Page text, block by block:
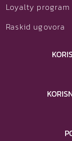
Loyalty program
Raskid ugovora